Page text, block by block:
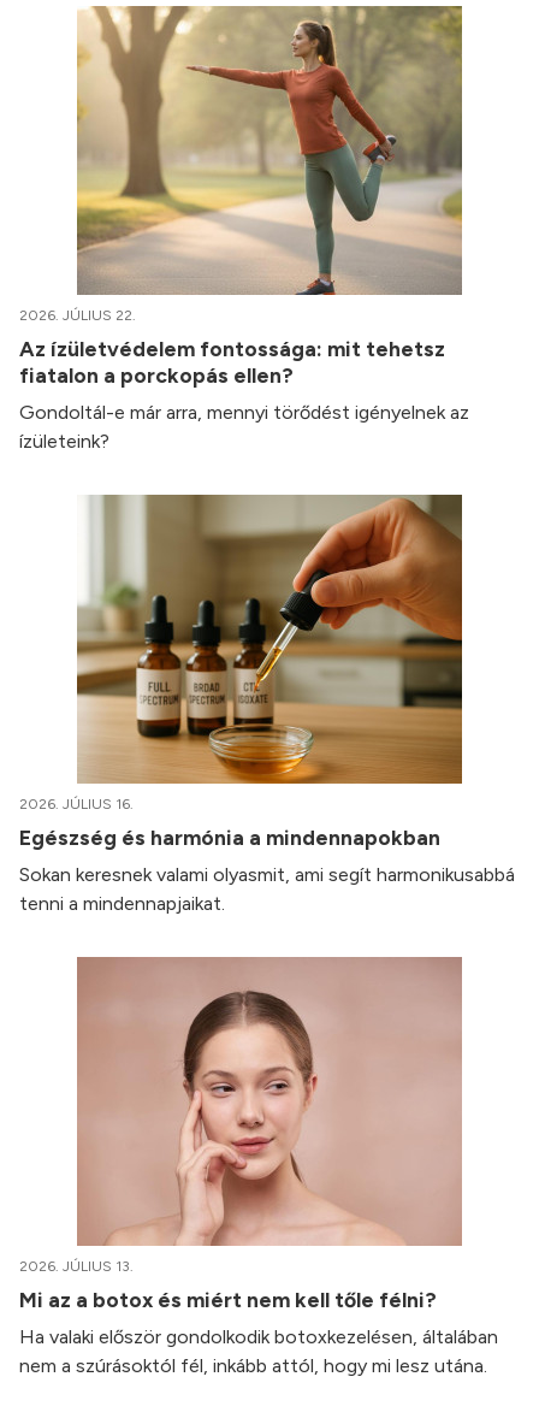
2026. JÚLIUS 22.
Az ízületvédelem fontossága: mit tehetsz
fiatalon a porckopás ellen?
Gondoltál-e már arra, mennyi törődést igényelnek az
ízületeink?
2026. JÚLIUS 16.
Egészség és harmónia a mindennapokban
Sokan keresnek valami olyasmit, ami segít harmonikusabbá
tenni a mindennapjaikat.
2026. JÚLIUS 13.
Mi az a botox és miért nem kell tőle félni?
Ha valaki először gondolkodik botoxkezelésen, általában
nem a szúrásoktól fél, inkább attól, hogy mi lesz utána.